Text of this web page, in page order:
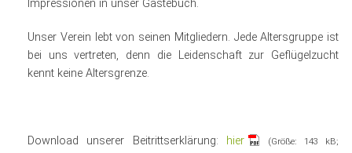
Impressionen in unser Gästebuch.
Unser Verein lebt von seinen Mitgliedern. Jede Altersgruppe ist
bei uns vertreten, denn die Leidenschaft zur Geflügelzucht
kennt keine Altersgrenze.
Download unserer Beitrittserklärung: hier
(Größe: 143 kB;